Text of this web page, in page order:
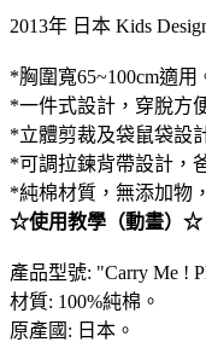
2013年 日本 Kids
*胸圍寬65~100cm適用
*一件式設計，穿脫方
*立體剪裁及袋鼠袋設
*可調拉鍊背帶設計，
*純棉材質，無添加物
☆使用教學（動畫）☆
產品型號: "Carry Me !
材質: 100%純棉。
原產國: 日本。